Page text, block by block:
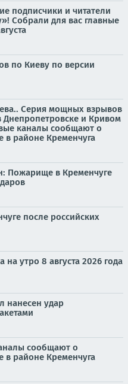
подписчики и читатели
Собрали для вас главные
по Киеву по версии
Серия мощных взрывов
Днепропетровске и Кривом
каналы сообщают о
районе Кременчуга
Пожарище в Кременчуге
после российских
на утро 8 августа 2026 года
нанесен удар
сообщают о
районе Кременчуга